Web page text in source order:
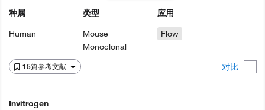
15篇参考文献 对比
种属
Human
类型
Mouse
Monoclonal
应用
Flow
Invitrogen